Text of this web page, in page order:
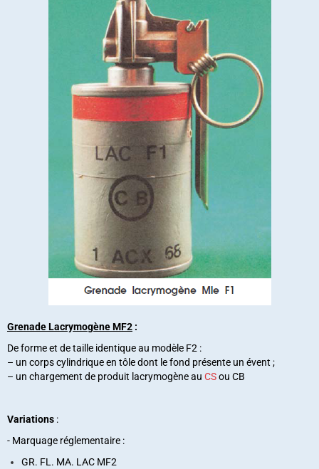
Grenade Lacrymogène MF2 :
De forme et de taille identique au modèle F2 :
– un corps cylindrique en tôle dont le fond présente un évent ;
– un chargement de produit lacrymogène au CSou CB
Variations :
- Marquage réglementaire :
GR. FL. MA. LAC MF2